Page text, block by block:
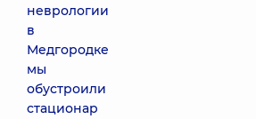
неврологии
в
Медгородке
мы
обустроили
стационар